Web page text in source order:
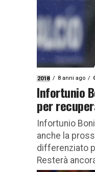
2018 8 anni ago
Infortunio
per
Infortunio
anche la
differenziato
Resterà